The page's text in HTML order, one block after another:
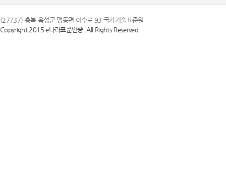
(27737) 충북 음성군 맹동면 이수로 93 국가기술표준원
Copyright 2015 e나라표준인증. All Rights Reserved.